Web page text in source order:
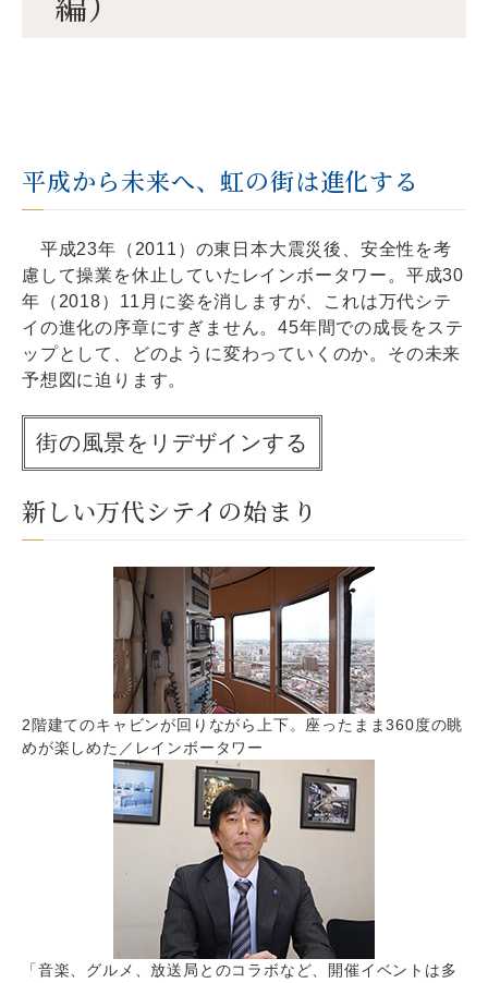
平成から未来へ、虹の街は進化する
平成23年（2011）の東日本大震災後、安全性を考
慮して操業を休止していたレインボータワー。平成30
年（2018）11月に姿を消しますが、これは万代シテ
イの進化の序章にすぎません。45年間での成長をステ
ップとして、どのように変わっていくのか。その未来
予想図に迫ります。
街の風景をリデザインする
新しい万代シテイの始まり
2階建てのキャビンが回りながら上下。座ったまま360度の眺
めが楽しめた／レインボータワー
「音楽、グルメ、放送局とのコラボなど、開催イベントは多